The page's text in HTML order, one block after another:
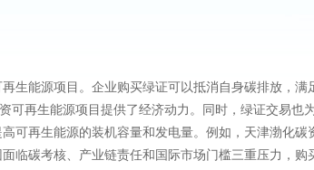
生能源项目。企业购买绿证可以抵消自身碳排放，满
可再生能源项目提供了经济动力。同时，绿证交易也
可再生能源的装机容量和发电量。例如，天津渤化碳
临碳考核、产业链责任和国际市场门槛三重压力，购